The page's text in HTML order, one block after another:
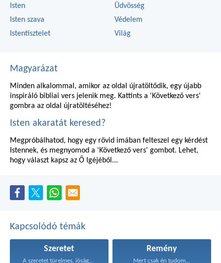
Isten
Isten szava
Istentisztelet
Üdvösség
Védelem
Világ
Magyarázat
Minden alkalommal, amikor az oldal újratöltődik, egy újabb
inspiráló bibliai vers jelenik meg. Kattints a 'Következő vers'
gombra az oldal újratöltéséhez!
Isten akaratát keresed?
Megpróbálhatod, hogy egy rövid imában felteszel egy kérdést
Istennek, és megnyomod a 'Következő vers' gombot. Lehet,
hogy választ kapsz az Ő Igéjéből...
Kapcsolódó témák
Szeretet
A szeretet türelmes, jóságos...
Remény
Mert csak én tudom...